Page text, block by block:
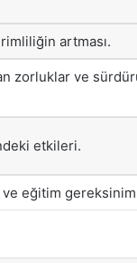
artması.
zorluklar ve
etkileri.
ve eğitim